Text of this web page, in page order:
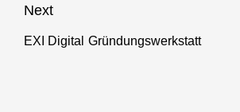
Next
Next
EXI Digital Gründungswerkstatt